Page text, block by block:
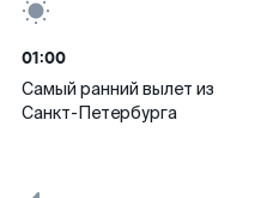
01:00
Самый ранний вылет из
Санкт-Петербурга